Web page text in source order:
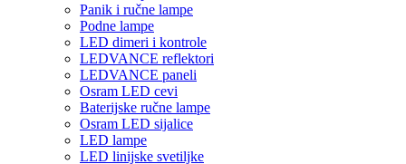
Panik i ručne lampe
Podne lampe
LED dimeri i kontrole
LEDVANCE reflektori
LEDVANCE paneli
Osram LED cevi
Baterijske ručne lampe
Osram LED sijalice
LED lampe
LED linijske svetiljke